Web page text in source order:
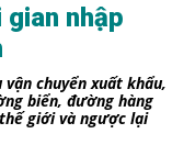
gian nhập
vận chuyển xuất khẩu,
biển, đường hàng
giới và ngược lại